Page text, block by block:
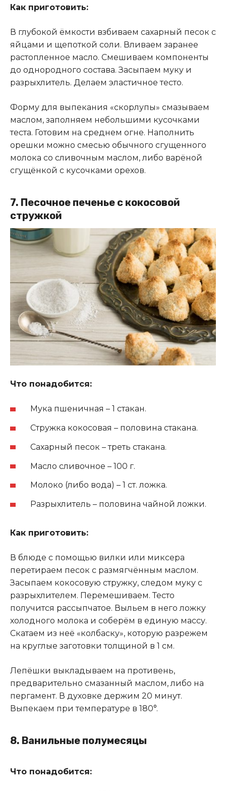
Как приготовить:
В глубокой ёмкости взбиваем сахарный песок с
яйцами и щепоткой соли. Вливаем заранее
растопленное масло. Смешиваем компоненты
до однородного состава. Засыпаем муку и
разрыхлитель. Делаем эластичное тесто.
Форму для выпекания «скорлупы» смазываем
маслом, заполняем небольшими кусочками
теста. Готовим на среднем огне. Наполнить
орешки можно смесью обычного сгущенного
молока со сливочным маслом, либо варёной
сгущёнкой с кусочками орехов.
7. Песочное печенье с кокосовой
стружкой
Что понадобится:
Мука пшеничная – 1 стакан.
Стружка кокосовая – половина стакана.
Сахарный песок – треть стакана.
Масло сливочное – 100 г.
Молоко (либо вода) – 1 ст. ложка.
Разрыхлитель – половина чайной ложки.
Как приготовить:
В блюде с помощью вилки или миксера
перетираем песок с размягчённым маслом.
Засыпаем кокосовую стружку, следом муку с
разрыхлителем. Перемешиваем. Тесто
получится рассыпчатое. Выльем в него ложку
холодного молока и соберём в единую массу.
Скатаем из неё «колбаску», которую разрежем
на круглые заготовки толщиной в 1 см.
Лепёшки выкладываем на противень,
предварительно смазанный маслом, либо на
пергамент. В духовке держим 20 минут.
Выпекаем при температуре в 180°.
8. Ванильные полумесяцы
Что понадобится: